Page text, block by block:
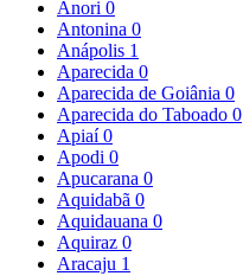
Anori 0
Antonina 0
Anápolis 1
Aparecida 0
Aparecida de Goiânia 0
Aparecida do Taboado 0
Apiaí0
Apodi 0
Apucarana 0
Aquidabã 0
Aquidauana 0
Aquiraz 0
Aracaju 1